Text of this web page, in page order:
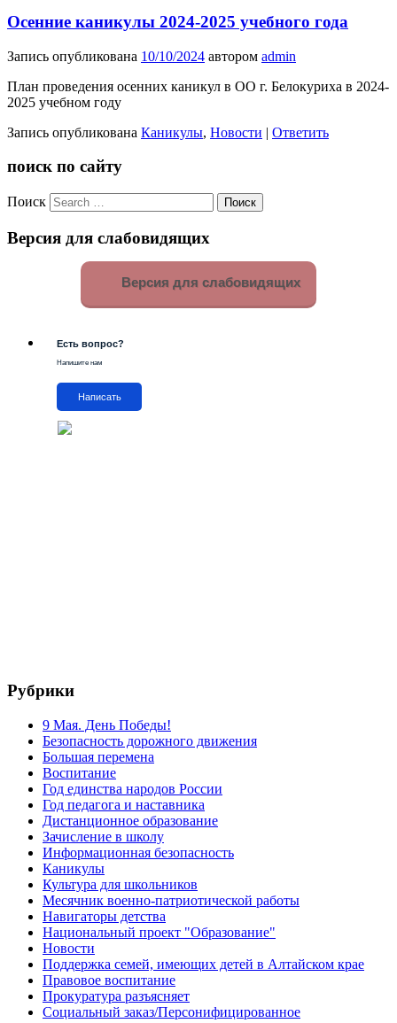
Осенние каникулы 2024-2025 учебного года
Запись опубликована 10/10/2024 автором admin
План проведения осенних каникул в ОО г. Белокуриха в 2024-
2025 учебном году
Запись опубликована Каникулы, Новости | Ответить
поиск по сайту
Поиск
Версия для слабовидящих
Версия для слабовидящих
Есть вопрос?
Напишите нам
Написать
Рубрики
9 Мая. День Победы!
Безопасность дорожного движения
Большая перемена
Воспитание
Год единства народов России
Год педагога и наставника
Дистанционное образование
Зачисление в школу
Информационная безопасность
Каникулы
Культура для школьников
Месячник военно-патриотической работы
Навигаторы детства
Национальный проект "Образование"
Новости
Поддержка семей, имеющих детей в Алтайском крае
Правовое воспитание
Прокуратура разъясняет
Социальный заказ/Персонифицированное